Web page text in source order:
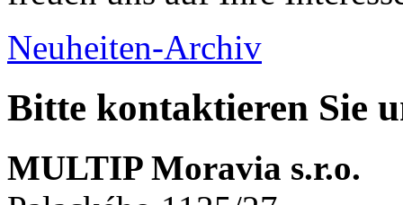
Neuheiten-Archiv
Bitte kontaktieren Sie
MULTIP Moravia s.r.o.